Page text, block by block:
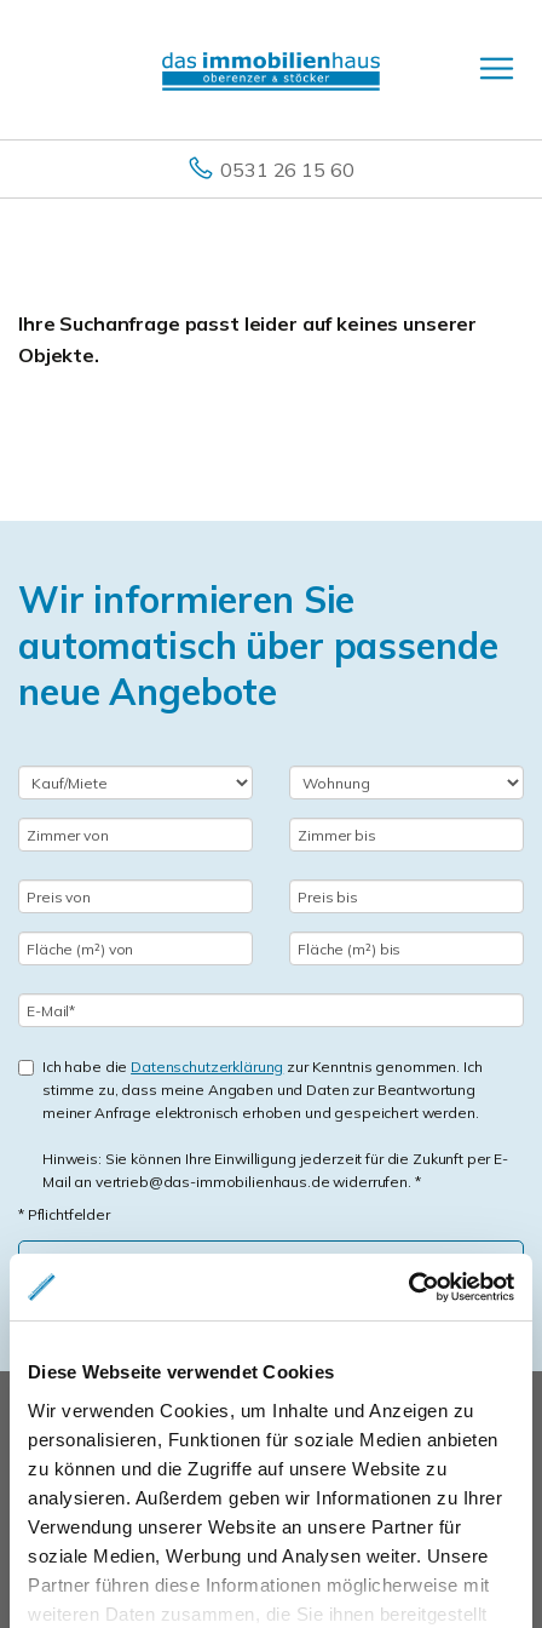
Diese Webseite verwendet Cookies
Wir verwenden Cookies, um Inhalte und Anzeigen zu
personalisieren, Funktionen für soziale Medien anbieten
zu können und die Zugriffe auf unsere Website zu
analysieren. Außerdem geben wir Informationen zu Ihrer
Verwendung unserer Website an unsere Partner für
soziale Medien, Werbung und Analysen weiter. Unsere
Partner führen diese Informationen möglicherweise mit
weiteren Daten zusammen, die Sie ihnen bereitgestellt
0531 26 15 60
Ihre Suchanfrage passt leider auf keines unserer
Objekte.
Wir informieren Sie
automatisch über passende
neue Angebote
Ich habe die Datenschutzerklärung zur Kenntnis genommen. Ich
stimme zu, dass meine Angaben und Daten zur Beantwortung
meiner Anfrage elektronisch erhoben und gespeichert werden.
Hinweis: Sie können Ihre Einwilligung jederzeit für die Zukunft per E-
Mail an vertrieb@das-immobilienhaus.de widerrufen. *
* Pflichtfelder
UNSERE PARTNER &
AUSZEICHNUNGEN